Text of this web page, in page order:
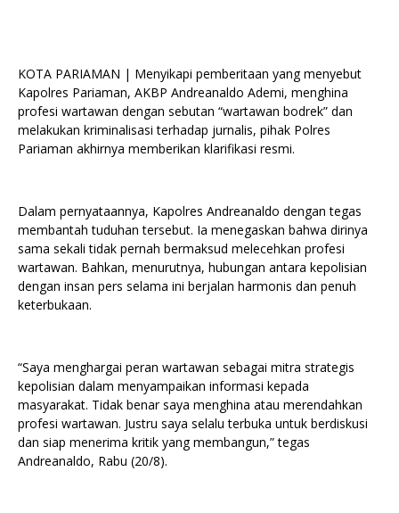
KOTA PARIAMAN | Menyikapi pemberitaan yang menyebut
Kapolres Pariaman, AKBP Andreanaldo Ademi, menghina
profesi wartawan dengan sebutan “wartawan bodrek” dan
melakukan kriminalisasi terhadap jurnalis, pihak Polres
Pariaman akhirnya memberikan klarifikasi resmi.
Dalam pernyataannya, Kapolres Andreanaldo dengan tegas
membantah tuduhan tersebut. Ia menegaskan bahwa dirinya
sama sekali tidak pernah bermaksud melecehkan profesi
wartawan. Bahkan, menurutnya, hubungan antara kepolisian
dengan insan pers selama ini berjalan harmonis dan penuh
keterbukaan.
“Saya menghargai peran wartawan sebagai mitra strategis
kepolisian dalam menyampaikan informasi kepada
masyarakat. Tidak benar saya menghina atau merendahkan
profesi wartawan. Justru saya selalu terbuka untuk berdiskusi
dan siap menerima kritik yang membangun,” tegas
Andreanaldo, Rabu (20/8).